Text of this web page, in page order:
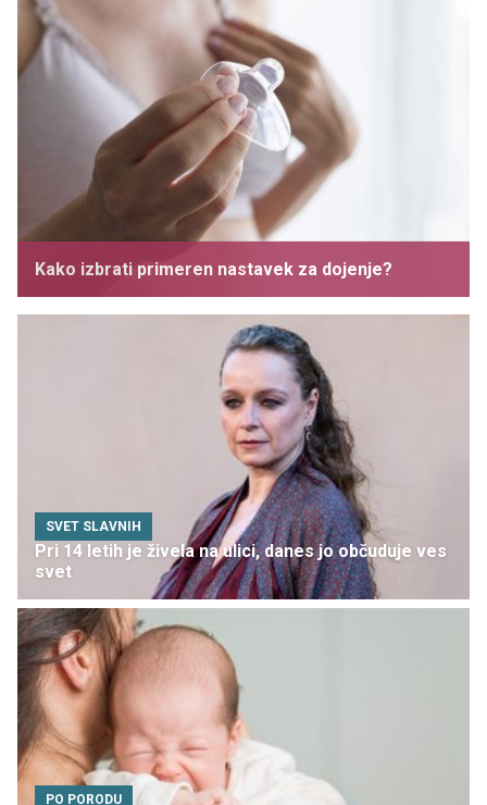
Kako izbrati primeren nastavek za dojenje?
SVET SLAVNIH
Pri 14 letih je živela na ulici, danes jo občuduje ves
svet
PO PORODU